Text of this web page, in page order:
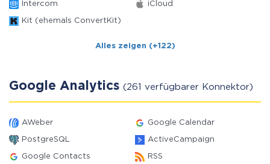
Intercom iCloud
Kit (ehemals ConvertKit)
Alles zeigen (+122)
Google Analytics (261 verfügbarer Konnektor)
AWeber Google Calendar
PostgreSQL ActiveCampaign
Google Contacts RSS